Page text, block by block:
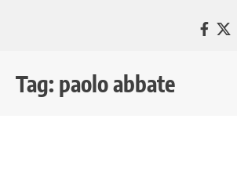
Tag: paolo abbate